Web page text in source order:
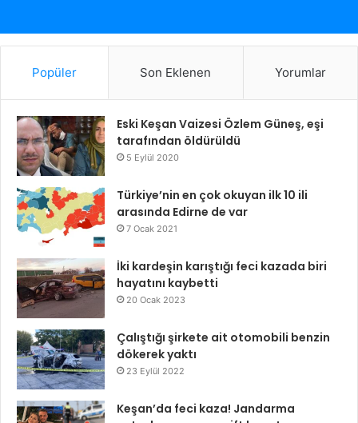
Popüler Son Eklenen Yorumlar
Eski Keşan Vaizesi Özlem Güneş, eşi
tarafından öldürüldü
5 Eylül 2020
Türkiye’nin en çok okuyan ilk 10 ili
arasında Edirne de var
7 Ocak 2021
İki kardeşin karıştığı feci kazada biri
hayatını kaybetti
20 Ocak 2023
Çalıştığı şirkete ait otomobili benzin
dökerek yaktı
23 Eylül 2022
Keşan’da feci kaza! Jandarma